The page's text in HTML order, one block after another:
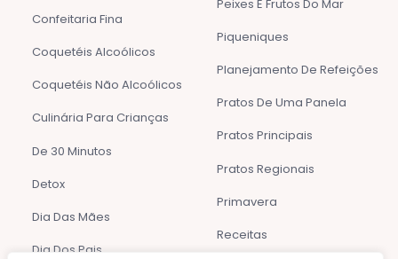
Confeitaria Fina
Coquetéis Alcoólicos
Coquetéis Não Alcoólicos
Culinária Para Crianças
De 30 Minutos
Detox
Dia Das Mães
Dia Dos Pais
Peixes E Frutos Do Mar
Piqueniques
Planejamento De Refeições
Pratos De Uma Panela
Pratos Principais
Pratos Regionais
Primavera
Receitas